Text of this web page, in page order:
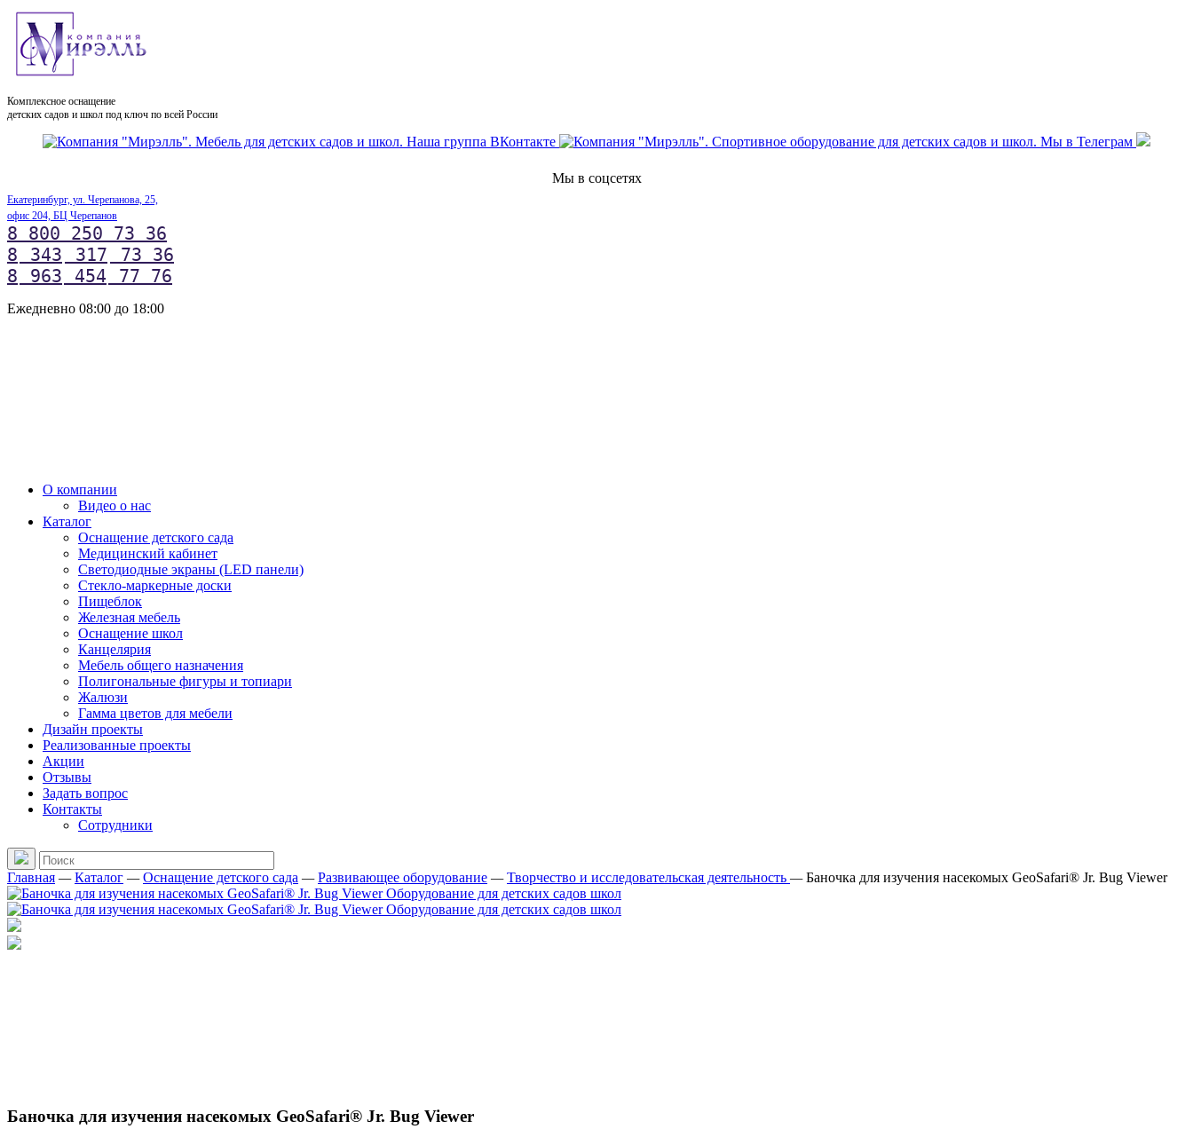
Комплексное оснащение
детских садов и школ под ключ по всей России
Мы в соцсетях
Екатеринбург, ул. Черепанова, 25,
офис 204, БЦ Черепанов
8 800 250 73 36
8
343 317
73 36
8
963 454 77 76
Ежедневно 08:00 до 18:00
О компании
Видео о нас
Каталог
Оснащение детского сада
Медицинский кабинет
Светодиодные экраны (LED панели)
Стекло-маркерные доски
Пищеблок
Железная мебель
Оснащение школ
Канцелярия
Мебель общего назначения
Полигональные фигуры и топиари
Жалюзи
Гамма цветов для мебели
Дизайн проекты
Реализованные проекты
Акции
Отзывы
Задать вопрос
Контакты
Сотрудники
Главная —Каталог —Оснащение детского сада —Развивающее оборудование —Творчество и исследовательская деятельность —Баночка для изучения насекомых GeoSafari® Jr. Bug Viewer
Баночка для изучения насекомых GeoSafari® Jr. Bug Viewer